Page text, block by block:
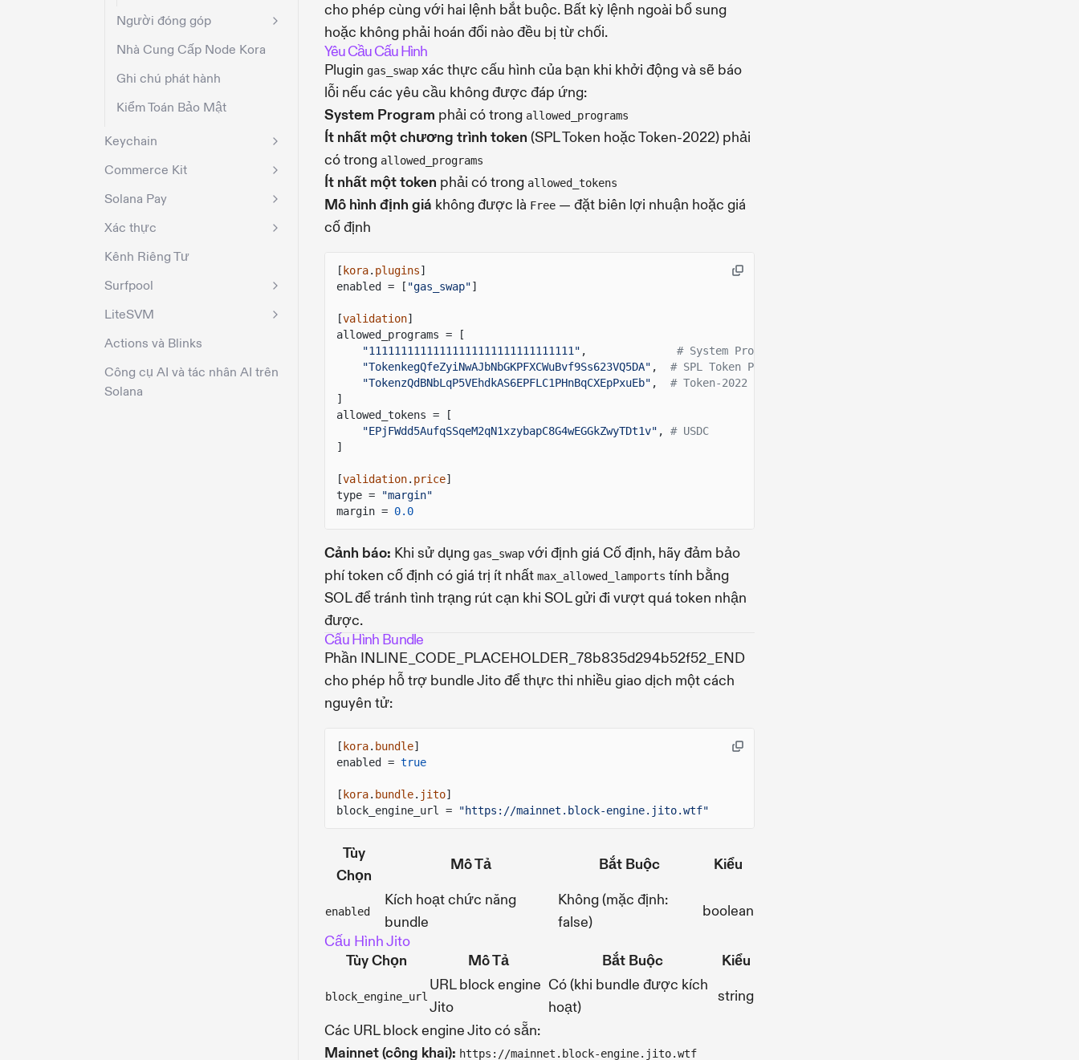
Người đóng góp
Nhà Cung Cấp Node Kora
Ghi chú phát hành
Kiểm Toán Bảo Mật
Keychain
Commerce Kit
Solana Pay
Xác thực
Kênh Riêng Tư
Surfpool
LiteSVM
Actions và Blinks
Công cụ AI và tác nhân AI trên
Solana
cho phép cùng với hai lệnh bắt buộc. Bất kỳ lệnh ngoài bổ sung
hoặc không phải hoán đổi nào đều bị từ chối.
Yêu Cầu Cấu Hình
Plugin gas_swap xác thực cấu hình của bạn khi khởi động và sẽ báo
lỗi nếu các yêu cầu không được đáp ứng:
System Program phải có trong allowed_programs
Ít nhất một chương trình token (SPL Token hoặc Token-2022) phải
có trong allowed_programs
Ít nhất một token phải có trong allowed_tokens
Mô hình định giá không được là Free — đặt biên lợi nhuận hoặc giá
cố định
[ kora. plugins]
enabled = [ "gas_swap"]
[validation]
allowed_programs = [
"11111111111111111111111111111111" ,
# System Program
"TokenkegQfeZyiNwAJbNbGKPFXCWuBvf9Ss623VQ5DA" ,
# SPL Token Program
"TokenzQdBNbLqP5VEhdkAS6EPFLC1PHnBqCXEpPxuEb" ,
# Token-2022 Program
]
allowed_tokens = [
"EPjFWdd5AufqSSqeM2qN1xzybapC8G4wEGGkZwyTDt1v" ,
# USDC
]
[validation. price]
type =
"margin"
margin = 0.0
Cảnh báo: Khi sử dụng gas_swap với định giá Cố định, hãy đảm bảo
phí token cố định có giá trị ít nhất max_allowed_lamports tính bằng
SOL để tránh tình trạng rút cạn khi SOL gửi đi vượt quá token nhận
được.
Cấu Hình Bundle
Phần INLINE_CODE_PLACEHOLDER_78b835d294b52f52_END
cho phép hỗ trợ bundle Jito để thực thi nhiều giao dịch một cách
nguyên tử:
[ kora. bundle]
enabled = true
[ kora. bundle. jito]
block_engine_url =
"https://mainnet.block-engine.jito.wtf"
Tùy
Chọn
Mô Tả Bắt Buộc Kiểu
enabled
Kích hoạt chức năng
bundle
Không (mặc định:
false)
boolean
Cấu Hình Jito
Tùy Chọn
Mô Tả Bắt Buộc Kiểu
block_engine_url
URL block engine
Jito
Có (khi bundle được kích
hoạt)
string
Các URL block engine Jito có sẵn:
Mainnet (công khai): https://mainnet.block-engine.jito.wtf